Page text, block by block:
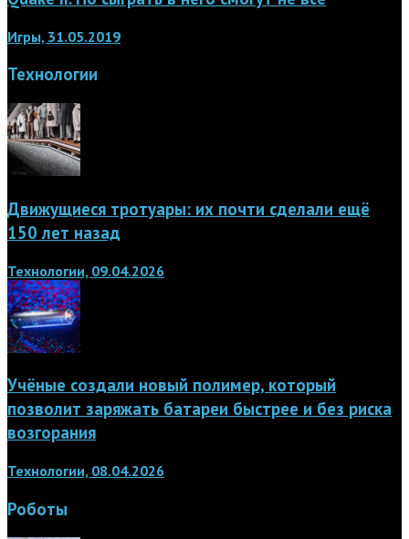
Игры, 31.05.2019
Технологии
Движущиеся тротуары: их почти сделали ещё
150 лет назад
Технологии, 09.04.2026
Учёные создали новый полимер, который
позволит заряжать батареи быстрее и без риска
возгорания
Технологии, 08.04.2026
Роботы